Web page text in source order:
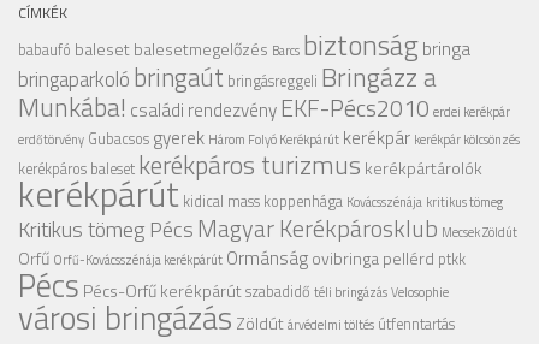
CÍMKÉK
babaufó balesetbalesetmegelőzés Barcs biztonságbringa
bringaparkolóbringaút bringásreggeli Bringázz a
Munkába! családi rendezvényEKF-Pécs2010 erdei kerékpár
erdőtörvény Gubacsos gyerek Három Folyó Kerékpárút kerékpár kerékpár kölcsönzés
kerékpáros baleset kerékpáros turizmus kerékpártárolók
kerékpárút kidical mass koppenhága Kovácsszénája kritikus tömeg
Kritikus tömeg PécsMagyar Kerékpárosklub Mecsek Zöldút
Orfű Orfű-Kovácsszénája kerékpárút Ormánságovibringapellérd ptkk
Pécs Pécs-Orfű kerékpárútszabadidő téli bringázásVelosophie
városi bringázás Zöldútárvédelmi töltés útfenntartás